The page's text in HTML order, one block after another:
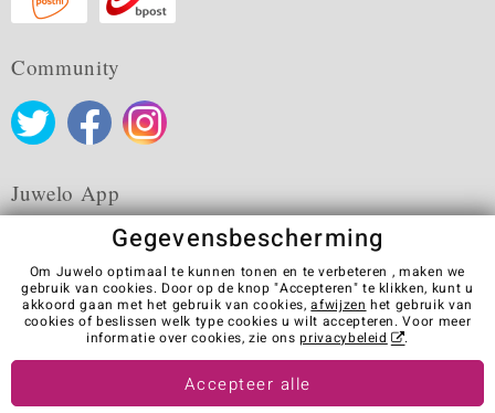
Community
Juwelo App
Algemene verkoopvoorwaarden Privacybeleid
Cookies
Colofon
Contact
Contract herroepen
Visit our stores in other countries:
Gegevensbescherming
Om Juwelo optimaal te kunnen tonen en te verbeteren , maken we
gebruik van cookies. Door op de knop "Accepteren" te klikken, kunt u
akkoord gaan met het gebruik van cookies,afwijzen het gebruik van
cookies of beslissen welk type cookies u wilt accepteren. Voor meer
informatie over cookies, zie onsprivacybeleid .
Accepteer alle